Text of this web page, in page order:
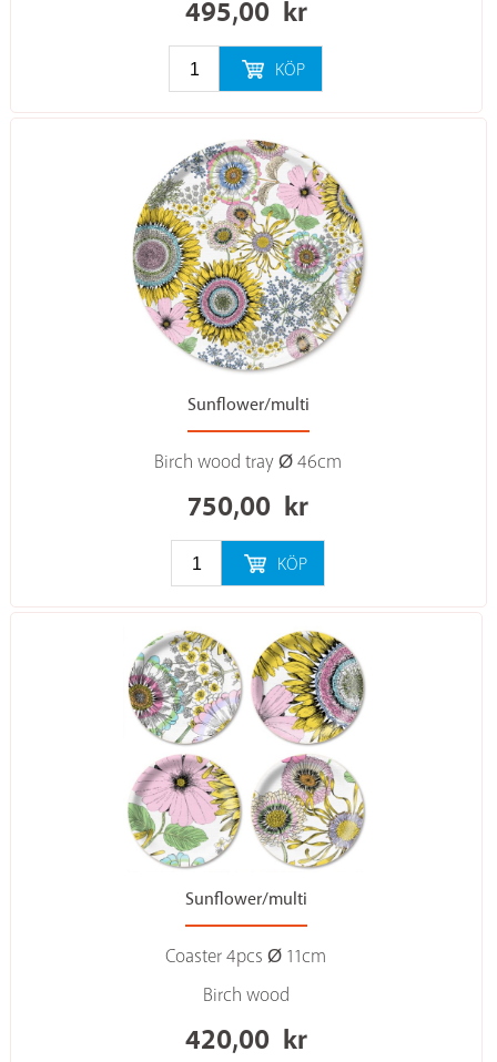
495,00 kr
KÖP
Sunflower/multi
Birch wood tray Ø 46cm
750,00 kr
KÖP
Sunflower/multi
Coaster 4pcs Ø 11cm
Birch wood
420,00 kr